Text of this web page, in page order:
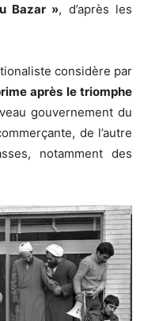
Bazar », d’après les
considère par
après le triomphe
gouvernement du
de l’autre
notamment des